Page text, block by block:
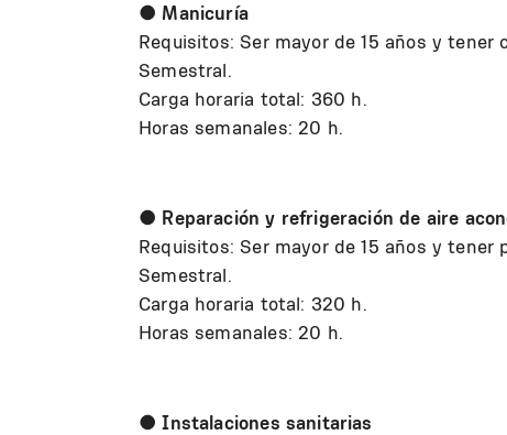
● Manicuría
Requisitos: Ser mayor de 15 años y tener
Semestral.
Carga horaria total: 360 h.
Horas semanales: 20 h.
● Reparación y refrigeración de aire
Requisitos: Ser mayor de 15 años y tener
Semestral.
Carga horaria total: 320 h.
Horas semanales: 20 h.
● Instalaciones sanitarias